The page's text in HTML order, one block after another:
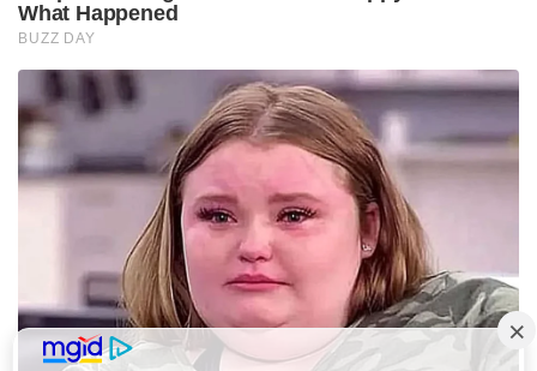
What Happened
BUZZ DAY